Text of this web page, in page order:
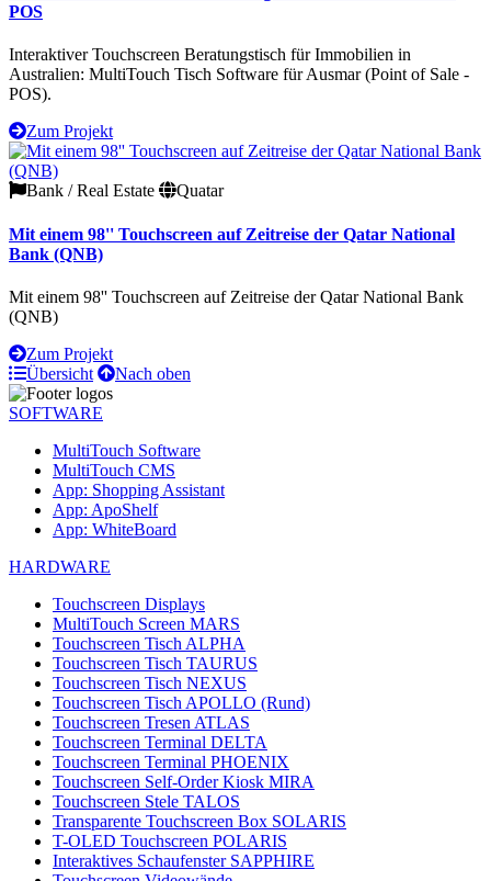
POS
Interaktiver Touchscreen Beratungstisch für Immobilien in
Australien: MultiTouch Tisch Software für Ausmar (Point of Sale -
POS).
Zum Projekt
Bank / Real Estate Quatar
Mit einem 98'' Touchscreen auf Zeitreise der Qatar National
Bank (QNB)
Mit einem 98'' Touchscreen auf Zeitreise der Qatar National Bank
(QNB)
Zum Projekt
Übersicht
Nach oben
SOFTWARE
MultiTouch Software
MultiTouch CMS
App: Shopping Assistant
App: ApoShelf
App: WhiteBoard
HARDWARE
Touchscreen Displays
MultiTouch Screen MARS
Touchscreen Tisch ALPHA
Touchscreen Tisch TAURUS
Touchscreen Tisch NEXUS
Touchscreen Tisch APOLLO (Rund)
Touchscreen Tresen ATLAS
Touchscreen Terminal DELTA
Touchscreen Terminal PHOENIX
Touchscreen Self-Order Kiosk MIRA
Touchscreen Stele TALOS
Transparente Touchscreen Box SOLARIS
T-OLED Touchscreen POLARIS
Interaktives Schaufenster SAPPHIRE